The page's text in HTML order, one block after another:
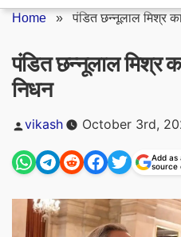
Home »पंडित छन्नूलाल मिश्र
पंडित छन्नूलाल मिश्र
निधन
Posted
vikash October 3rd,
Add as
source